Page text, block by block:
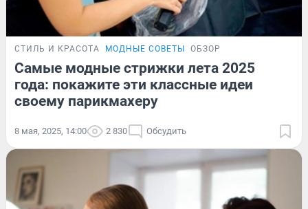
СТИЛЬ И КРАСОТА МОДНЫЕ СОВЕТЫ ОБЗОР
Самые модные стрижки лета 2025
года: покажите эти классные идеи
своему парикмахеру
8 мая, 2025, 14:00 2 830 Обсудить